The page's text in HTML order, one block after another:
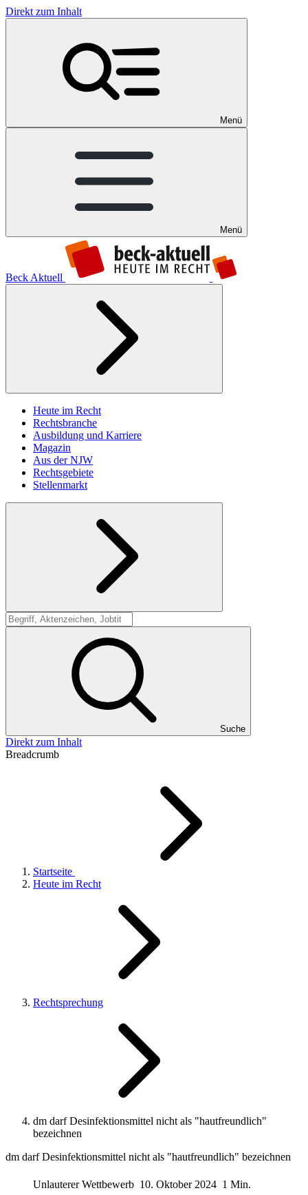
Direkt zum Inhalt
Menü
Menü
Beck Aktuell
Heute im Recht
Rechtsbranche
Ausbildung und Karriere
Magazin
Aus der NJW
Rechtsgebiete
Stellenmarkt
Suche
Suche
Direkt zum Inhalt
Breadcrumb
Startseite
Heute im Recht
Rechtsprechung
dm darf Desinfektionsmittel nicht als "hautfreundlich"
bezeichnen
dm darf Desinfektionsmittel nicht als "hautfreundlich" bezeichnen
Unlauterer Wettbewerb 10. Oktober 2024 1 Min.